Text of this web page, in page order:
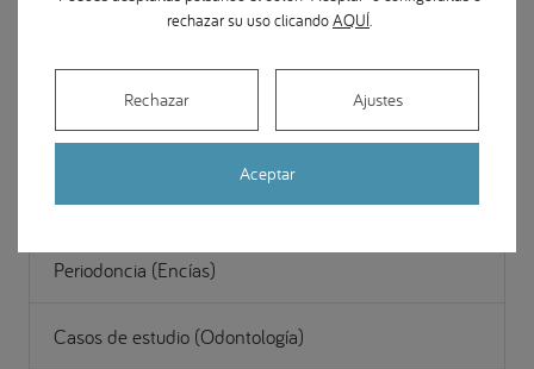
Gestión
Noticias Odontológicas
Odontopediatría
Periodoncia (Encías)
Casos de estudio (Odontología)
rechazar su uso clicandoAQUÍ
Aceptar
Rechazar Ajustes